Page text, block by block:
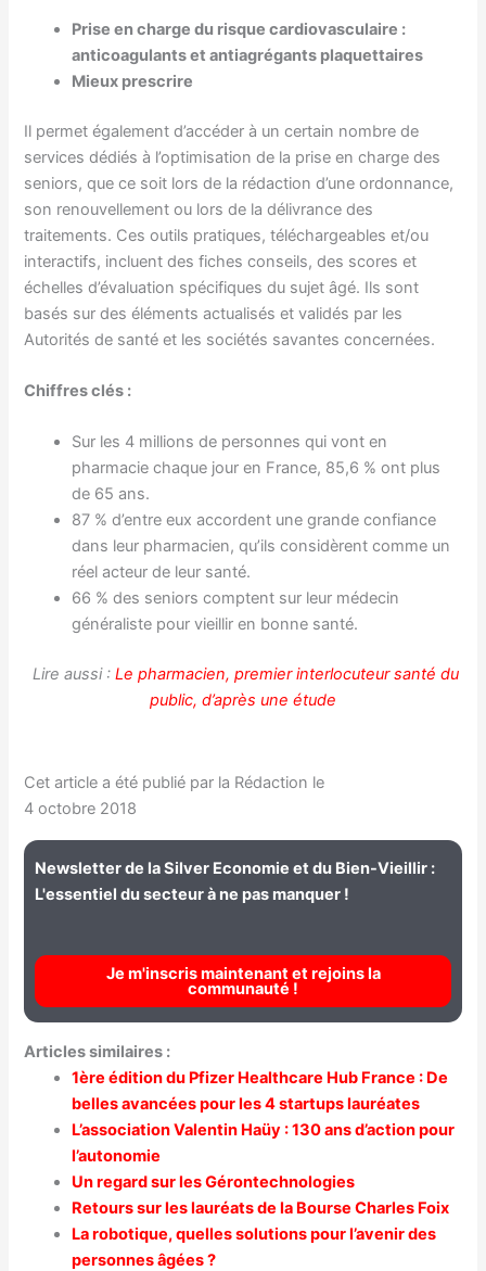
Prise en charge du risque cardiovasculaire :
anticoagulants et antiagrégants plaquettaires
Mieux prescrire
Il permet également d’accéder à un certain nombre de
services dédiés à l’optimisation de la prise en charge des
seniors, que ce soit lors de la rédaction d’une ordonnance,
son renouvellement ou lors de la délivrance des
traitements. Ces outils pratiques, téléchargeables et/ou
interactifs, incluent des fiches conseils, des scores et
échelles d’évaluation spécifiques du sujet âgé. Ils sont
basés sur des éléments actualisés et validés par les
Autorités de santé et les sociétés savantes concernées.
Chiffres clés :
Sur les 4 millions de personnes qui vont en
pharmacie chaque jour en France, 85,6 % ont plus
de 65 ans.
87 % d’entre eux accordent une grande confiance
dans leur pharmacien, qu’ils considèrent comme un
réel acteur de leur santé.
66 % des seniors comptent sur leur médecin
généraliste pour vieillir en bonne santé.
Lire aussi : Le pharmacien, premier interlocuteur santé du
public, d’après une étude
Cet article a été publié par la Rédaction le
4 octobre 2018
Newsletter de la Silver Economie et du Bien-Vieillir :
L'essentiel du secteur à ne pas manquer !
Je m'inscris maintenant et rejoins la
communauté !
Articles similaires :
1ère édition du Pfizer Healthcare Hub France : De
belles avancées pour les 4 startups lauréates
L’association Valentin Haüy : 130 ans d’action pour
l’autonomie
Un regard sur les Gérontechnologies
Retours sur les lauréats de la Bourse Charles Foix
La robotique, quelles solutions pour l’avenir des
personnes âgées ?